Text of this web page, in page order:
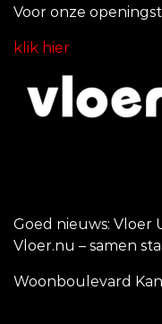
Voor onze
klik hier
Goed nieuws:
Vloer.nu – samen
Woonboulevard